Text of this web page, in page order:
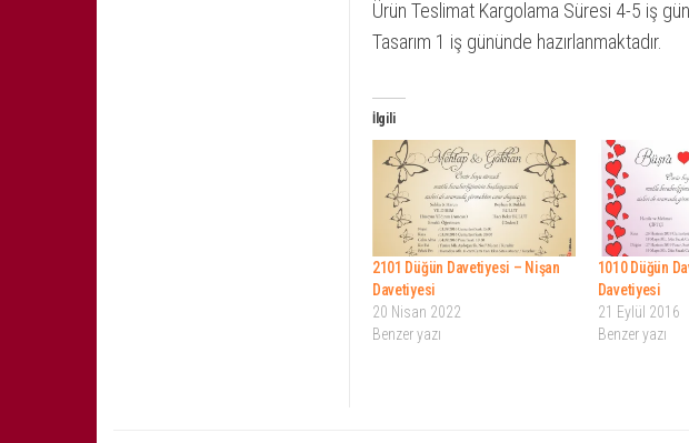
Ürün Teslimat Kargolama Süresi 4-5 iş
Tasarım 1 iş gününde hazırlanmaktadır.
İlgili
2101 Düğün Davetiyesi – Nişan
Davetiyesi
20 Nisan 2022
Benzer yazı
1010 Düğün
Davetiyesi
21 Eylül 2016
Benzer yazı